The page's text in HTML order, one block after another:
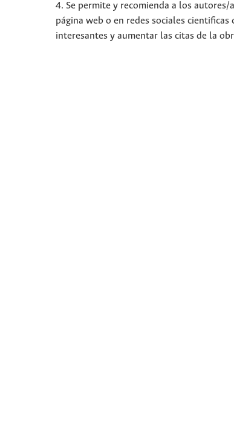
4. Se permite y recomienda a los
página web o en redes sociales
interesantes y aumentar las citas de la